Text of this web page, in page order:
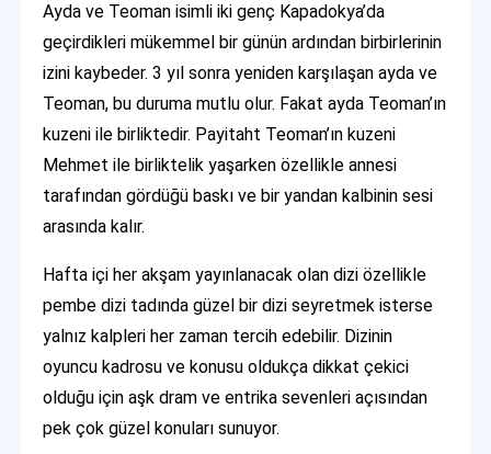
Ayda ve Teoman isimli iki genç Kapadokya’da
geçirdikleri mükemmel bir günün ardından birbirlerinin
izini kaybeder. 3 yıl sonra yeniden karşılaşan ayda ve
Teoman, bu duruma mutlu olur. Fakat ayda Teoman’ın
kuzeni ile birliktedir. Payitaht Teoman’ın kuzeni
Mehmet ile birliktelik yaşarken özellikle annesi
tarafından gördüğü baskı ve bir yandan kalbinin sesi
arasında kalır.
Hafta içi her akşam yayınlanacak olan dizi özellikle
pembe dizi tadında güzel bir dizi seyretmek isterse
yalnız kalpleri her zaman tercih edebilir. Dizinin
oyuncu kadrosu ve konusu oldukça dikkat çekici
olduğu için aşk dram ve entrika sevenleri açısından
pek çok güzel konuları sunuyor.